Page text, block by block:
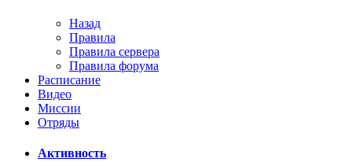
Назад
Правила
Правила сервера
Правила форума
Расписание
Видео
Миссии
Отряды
Активность